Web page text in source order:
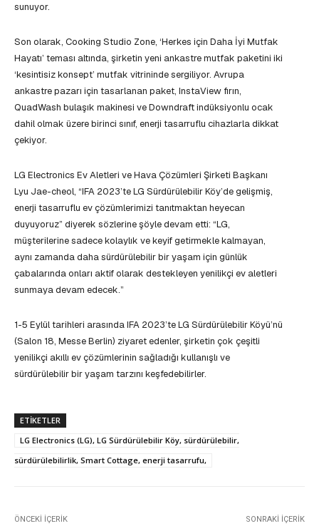
sunuyor.
Son olarak, Cooking Studio Zone, ‘Herkes için Daha İyi Mutfak
Hayatı’ teması altında, şirketin yeni ankastre mutfak paketini iki
‘kesintisiz konsept’ mutfak vitrininde sergiliyor. Avrupa
ankastre pazarı için tasarlanan paket, InstaView fırın,
QuadWash bulaşık makinesi ve Downdraft indüksiyonlu ocak
dahil olmak üzere birinci sınıf, enerji tasarruflu cihazlarla dikkat
çekiyor.
LG Electronics Ev Aletleri ve Hava Çözümleri Şirketi Başkanı
Lyu Jae-cheol, “IFA 2023’te LG Sürdürülebilir Köy’de gelişmiş,
enerji tasarruflu ev çözümlerimizi tanıtmaktan heyecan
duyuyoruz” diyerek sözlerine şöyle devam etti: “LG,
müşterilerine sadece kolaylık ve keyif getirmekle kalmayan,
aynı zamanda daha sürdürülebilir bir yaşam için günlük
çabalarında onları aktif olarak destekleyen yenilikçi ev aletleri
sunmaya devam edecek.”
1-5 Eylül tarihleri arasında IFA 2023’te LG Sürdürülebilir Köyü’nü
(Salon 18, Messe Berlin) ziyaret edenler, şirketin çok çeşitli
yenilikçi akıllı ev çözümlerinin sağladığı kullanışlı ve
sürdürülebilir bir yaşam tarzını keşfedebilirler.
ETIKETLER
LG Electronics (LG), LG Sürdürülebilir Köy, sürdürülebilir,
sürdürülebilirlik, Smart Cottage, enerji tasarrufu,
ÖNCEKI İÇERIK SONRAKI İÇERIK